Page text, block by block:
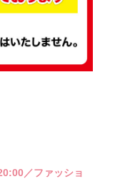
／ファッショ